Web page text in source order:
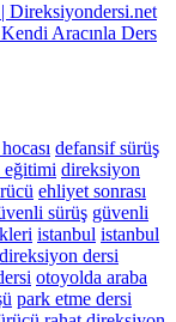
Direksiyondersi.net
Aracınla Ders
defansif sürüş
eğitimi direksiyon
ehliyet sonrası
sürüş güvenli
istanbul istanbul
dersi
otoyolda araba
park etme dersi